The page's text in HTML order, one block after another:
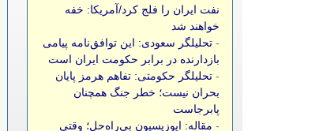
نفت ایران را فلج کرد/آمریکا: خفه
خواهند شد
- تحلیلگر سعودی: این توافق‌نامه پیامی
بازدارنده در برابر حکومت ایران است
- تحلیلگر حکومتی: تفاهم هرمز پایان
بحران نیست؛ خطر جنگ همچنان
پابرجاست
- مقاله: اپوزیسیون بی‌راه‌حل؛ وقتی